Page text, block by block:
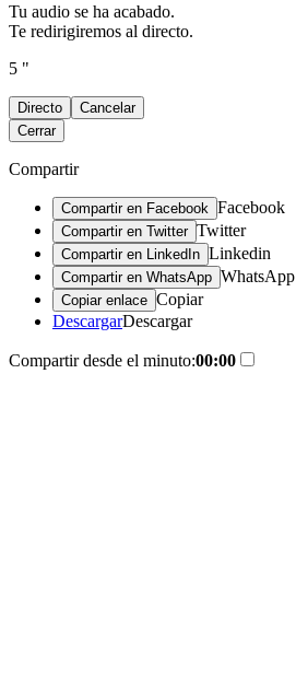
Tu audio se ha acabado.
Te redirigiremos al directo.
5 "
Directo
Cancelar
Cerrar
Compartir
Compartir en Facebook Facebook
Compartir en Twitter Twitter
Compartir en LinkedIn Linkedin
Compartir en WhatsApp WhatsApp
Copiar enlace Copiar
DescargarDescargar
Compartir desde el minuto:00:00